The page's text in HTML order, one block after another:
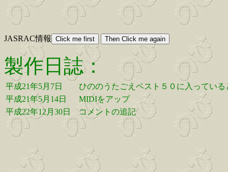
JASRAC情報
製作日誌：
平成21年5月7日
ひののうたごえベスト５０に入ってい
平成21年5月14日
MIDIをアップ
平成22年12月30日
コメントの追記